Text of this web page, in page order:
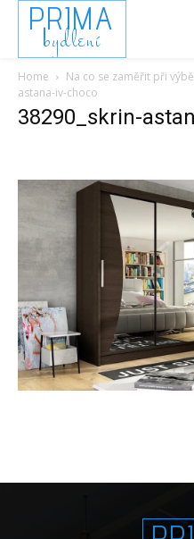
PRIMA
bydlení
Home Na co se zaměřit při
astana-iv-choco
38290_skrin-